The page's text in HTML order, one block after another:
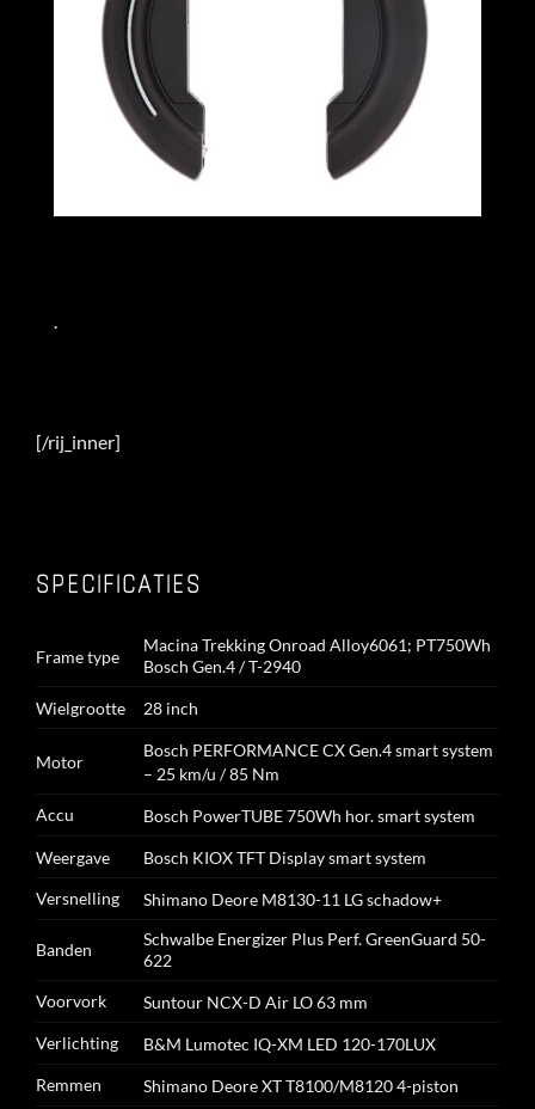
.
[/rij_inner]
SPECIFICATIES
Frame type
Macina Trekking Onroad Alloy6061; PT750Wh
Bosch Gen.4 / T-2940
Wielgrootte 28 inch
Motor
Bosch PERFORMANCE CX Gen.4 smart system
– 25 km/u / 85 Nm
Accu
Bosch PowerTUBE 750Wh hor.smart system
Weergave
Bosch KIOX TFT Display smart system
Versnelling
Shimano Deore M8130-11 LG schadow+
Banden
Schwalbe Energizer Plus Perf. GreenGuard 50-
622
Voorvork
Suntour NCX-D Air LO 63 mm
Verlichting
B&M Lumotec IQ-XM LED 120-170LUX
Remmen
Shimano Deore XT T8100/M8120 4-piston